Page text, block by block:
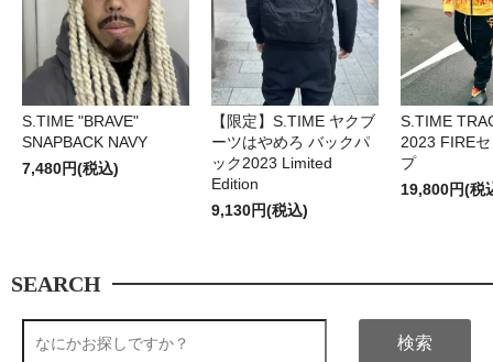
S.TIME "BRAVE"
SNAPBACK NAVY
7,480円(税込)
【限定】S.TIME ヤクブ
ーツはやめろ バックパ
ック2023 Limited
Edition
9,130円(税込)
S.TIME
2023 FIRE
プ
19,800円(税
SEARCH
検索